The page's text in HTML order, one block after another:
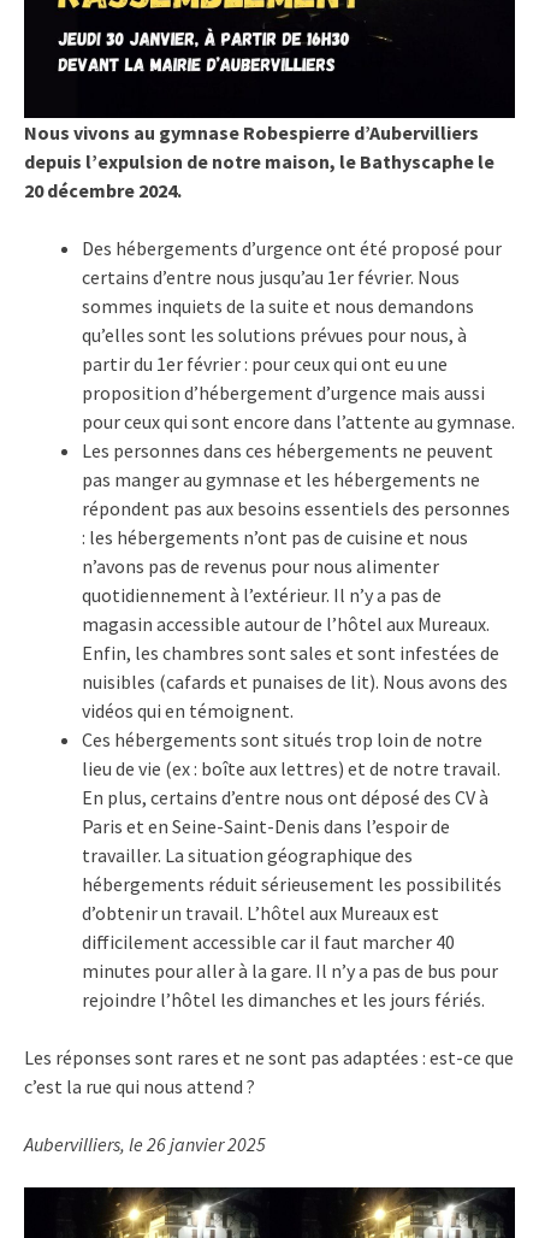
Nous vivons au gymnase Robespierre d’Aubervilliers
depuis l’expulsion de notre maison, le Bathyscaphe le
20 décembre 2024.
Des hébergements d’urgence ont été proposé pour
certains d’entre nous jusqu’au 1er février. Nous
sommes inquiets de la suite et nous demandons
qu’elles sont les solutions prévues pour nous, à
partir du 1er février : pour ceux qui ont eu une
proposition d’hébergement d’urgence mais aussi
pour ceux qui sont encore dans l’attente au gymnase.
Les personnes dans ces hébergements ne peuvent
pas manger au gymnase et les hébergements ne
répondent pas aux besoins essentiels des personnes
: les hébergements n’ont pas de cuisine et nous
n’avons pas de revenus pour nous alimenter
quotidiennement à l’extérieur. Il n’y a pas de
magasin accessible autour de l’hôtel aux Mureaux.
Enfin, les chambres sont sales et sont infestées de
nuisibles (cafards et punaises de lit). Nous avons des
vidéos qui en témoignent.
Ces hébergements sont situés trop loin de notre
lieu de vie (ex : boîte aux lettres) et de notre travail.
En plus, certains d’entre nous ont déposé des CV à
Paris et en Seine-Saint-Denis dans l’espoir de
travailler. La situation géographique des
hébergements réduit sérieusement les possibilités
d’obtenir un travail. L’hôtel aux Mureaux est
difficilement accessible car il faut marcher 40
minutes pour aller à la gare. Il n’y a pas de bus pour
rejoindre l’hôtel les dimanches et les jours fériés.
Les réponses sont rares et ne sont pas adaptées : est-ce que
c’est la rue qui nous attend ?
Aubervilliers, le 26 janvier 2025